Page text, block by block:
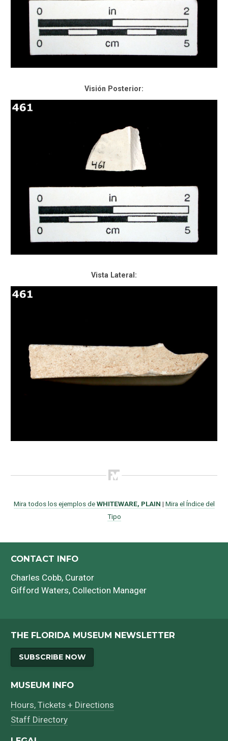
Visión Posterior:
Vista Lateral:
Mira todos los ejemplos deWHITEWARE, PLAIN | Mira el Índice del
Tipo
CONTACT INFO
Charles Cobb, Curator
Gifford Waters, Collection Manager
THE FLORIDA MUSEUM NEWSLETTER
SUBSCRIBE NOW
MUSEUM INFO
Hours, Tickets + Directions
Staff Directory